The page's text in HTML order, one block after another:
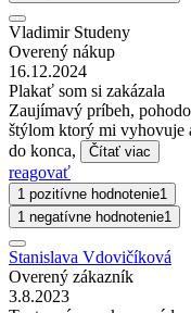
Vladimir Studeny
Overený nákup
16.12.2024
Plakať som si zakázala
Zaujímavý príbeh,
štýlom ktorý mi vyhovuje
do konca,
Čítať viac
reagovať
1 pozitívne hodnotenie1
1 negatívne hodnotenie1
Stanislava Vdovičíková
Overený zákazník
3.8.2023